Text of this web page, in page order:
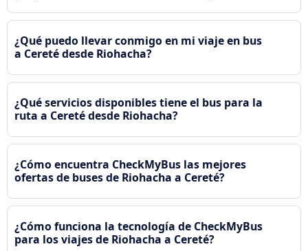
¿Qué puedo llevar conmigo en mi viaje en bus
a Cereté desde Riohacha?
¿Qué servicios disponibles tiene el bus para la
ruta a Cereté desde Riohacha?
¿Cómo encuentra CheckMyBus las mejores
ofertas de buses de Riohacha a Cereté?
¿Cómo funciona la tecnología de CheckMyBus
para los viajes de Riohacha a Cereté?